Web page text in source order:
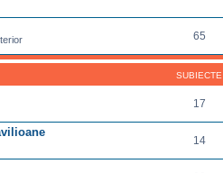
65
SUBIECTE
17
14